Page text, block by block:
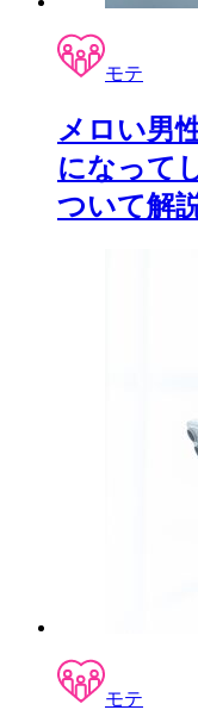
モテ
メロい男
になって
ついて解
モテ